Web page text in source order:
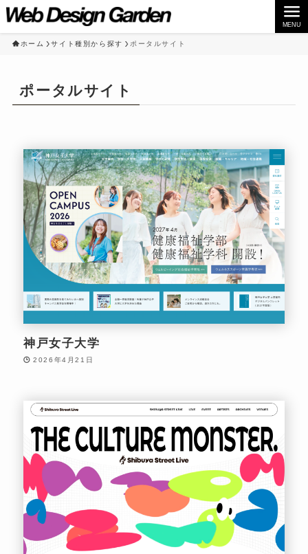
MENU
ホーム サイト種別から探す ポータルサイト
ポータルサイト
神戸女子大学
2026年4月21日